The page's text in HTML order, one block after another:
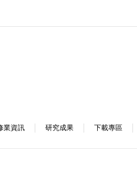
業資訊 研究成果 下載專區